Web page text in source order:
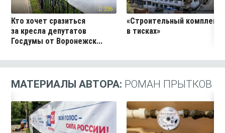
336
Кто хочет сразиться
за кресла депутатов
Госдумы от Воронежск...
«Строительный комплекс
в тисках»
МАТЕРИАЛЫ АВТОРА: РОМАН ПРЫТКОВ